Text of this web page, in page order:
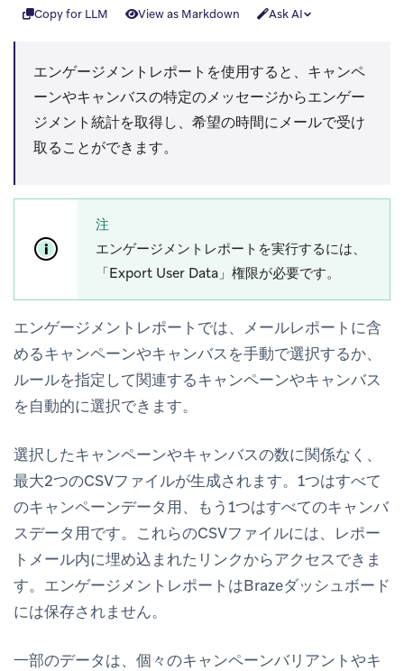
Copy for LLM View as Markdown Ask AI
エンゲージメントレポートを使用すると、キャンペ
ーンやキャンバスの特定のメッセージからエンゲー
ジメント統計を取得し、希望の時間にメールで受け
取ることができます。
注
エンゲージメントレポートを実行するには、
「Export User Data」権限が必要です。
エンゲージメントレポートでは、メールレポートに含
めるキャンペーンやキャンバスを手動で選択するか、
ルールを指定して関連するキャンペーンやキャンバス
を自動的に選択できます。
選択したキャンペーンやキャンバスの数に関係なく、
最大2つのCSVファイルが生成されます。1つはすべて
のキャンペーンデータ用、もう1つはすべてのキャンバ
スデータ用です。これらのCSVファイルには、レポー
トメール内に埋め込まれたリンクからアクセスできま
す。エンゲージメントレポートはBrazeダッシュボード
には保存されません。
一部のデータは、個々のキャンペーンバリアントやキ